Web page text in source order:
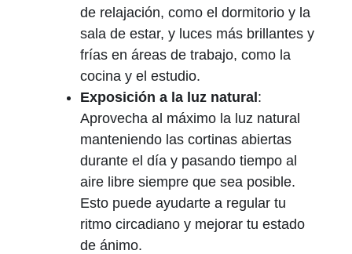
de relajación, como el dormitorio y la
sala de estar, y luces más brillantes y
frías en áreas de trabajo, como la
cocina y el estudio.
Exposición a la luz natural :
Aprovecha al máximo la luz natural
manteniendo las cortinas abiertas
durante el día y pasando tiempo al
aire libre siempre que sea posible.
Esto puede ayudarte a regular tu
ritmo circadiano y mejorar tu estado
de ánimo.